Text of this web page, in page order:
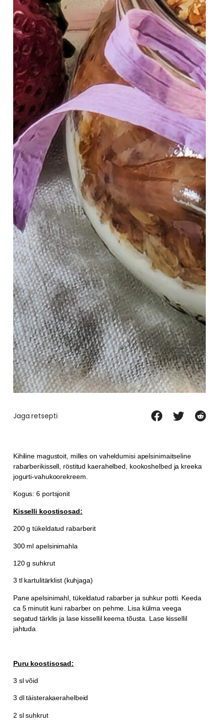
Jaga retsepti
Kihiline magustoit, milles on vaheldumisi apelsinimaitseline
rabarberikissell, röstitud kaerahelbed, kookoshelbed ja kreeka
jogurti-vahukoorekreem.
Kogus: 6 portsjonit
Kisselli koostisosad:
200 g tükeldatud rabarberit
300 ml apelsinimahla
120 g suhkrut
3 tl kartulitärklist (kuhjaga)
Pane apelsinimahl, tükeldatud rabarber ja suhkur potti. Keeda
ca 5 minutit kuni rabarber on pehme. Lisa külma veega
segatud tärklis ja lase kissellil keema tõusta. Lase kissellil
jahtuda
Puru koostisosad:
3 sl võid
3 dl täisterakaerahelbeid
2 sl suhkrut